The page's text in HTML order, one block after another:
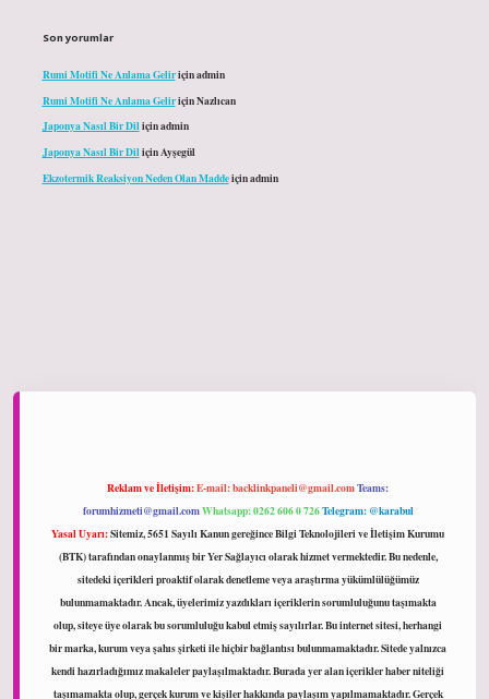
Son yorumlar
Rumi Motifi Ne Anlama Geliriçinadmin
Rumi Motifi Ne Anlama GeliriçinNazlıcan
Japonya Nasıl Bir Diliçinadmin
Japonya Nasıl Bir DiliçinAyşegül
Ekzotermik Reaksiyon Neden Olan Maddeiçinadmin
Reklam ve İletişim:E-mail:backlinkpaneli@gmail.comTeams:
forumhizmeti@gmail.comWhatsapp: 0262 606 0 726Telegram: @karabul
Yasal Uyarı:Sitemiz, 5651 Sayılı Kanun gereğince Bilgi Teknolojileri ve İletişim Kurumu
(BTK) tarafından onaylanmış bir Yer Sağlayıcı olarak hizmet vermektedir. Bu nedenle,
sitedeki içerikleri proaktif olarak denetleme veya araştırma yükümlülüğümüz
bulunmamaktadır. Ancak, üyelerimiz yazdıkları içeriklerin sorumluluğunu taşımakta
olup, siteye üye olarak bu sorumluluğu kabul etmiş sayılırlar. Bu internet sitesi, herhangi
bir marka, kurum veya şahıs şirketi ile hiçbir bağlantısı bulunmamaktadır. Sitede yalnızca
kendi hazırladığımız makaleler paylaşılmaktadır. Burada yer alan içerikler haber niteliği
taşımamakta olup, gerçek kurum ve kişiler hakkında paylaşım yapılmamaktadır. Gerçek